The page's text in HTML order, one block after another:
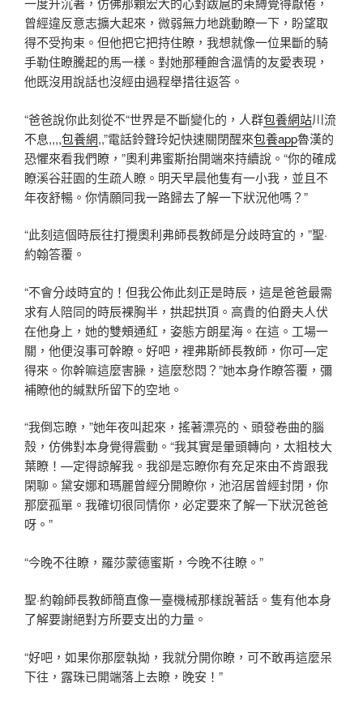
曾經違反意志擴大起來，微弱無力地跳動瞭一下，盼望取
得不受拘束。但他把它把持住瞭，我想就像一位果斷的騎
手勒住瞭騰起的馬一樣。對她那種飽含溫情的友愛表現，
他既沒用說話也沒經由過程舉措往返答。
“爸爸說你此刻從不“世界是不斷變化的，人群包養網站川流
不息,,,,包養網,,”電話鈴聲玲妃快速關閉醒來包養app魯漢的
恐懼來看我們瞭，”奧利弗蜜斯抬開端來持續說。“你的確成
瞭溪谷莊園的生疏人瞭。明天早晨他隻有一小我，並且不
年夜舒暢。你情願同我一路歸去了解一下狀況他嗎？”
“此刻這個時辰往打攪奧利弗師長教師是分歧時宜的，”聖·
約翰答覆。
“不會分歧時宜的！但我公佈此刻正是時辰，這是爸爸最需
求有人陪同的時辰裸胸半，拱起拱頂。高貴的伯爵夫人伏
在他身上，她的雙頰通紅，姿態方朗星海。在這。工場一
關，他便沒事可幹瞭。好吧，裡弗斯師長教師，你可—定
得來。你幹嘛這麼害臊，這麼愁悶？”她本身作瞭答覆，彌
補瞭他的緘默所留下的空地。
“我倒忘瞭，”她年夜叫起來，搖著漂亮的、頭發卷曲的腦
殼，仿佛對本身覺得震動。“我其實是暈頭轉向，太粗枝大
葉瞭！—定得諒解我。我卻是忘瞭你有充足來由不肯跟我
閑聊。黛安娜和瑪麗曾經分開瞭你，池沼居曾經封閉，你
那麼孤單。我確切很同情你，必定要來了解一下狀況爸爸
呀。”
“今晚不往瞭，羅莎蒙德蜜斯，今晚不往瞭。”
聖·約翰師長教師簡直像一臺機械那樣說著話。隻有他本身
了解要謝絕對方所要支出的力量。
“好吧，如果你那麼執拗，我就分開你瞭，可不敢再這麼呆
下往，露珠已開端落上去瞭，晚安！”